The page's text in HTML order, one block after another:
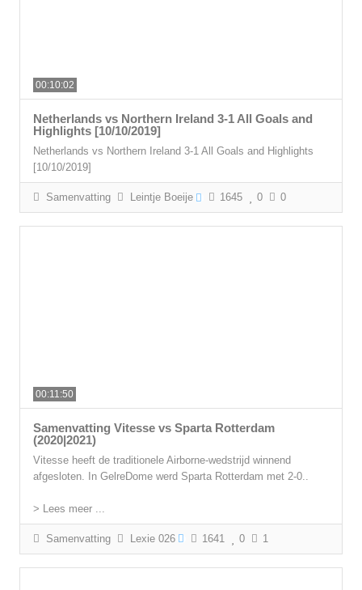
00:10:02
Netherlands vs Northern Ireland 3-1 All Goals and
Highlights [10/10/2019]
Netherlands vs Northern Ireland 3-1 All Goals and Highlights
[10/10/2019]
Samenvatting Leintje Boeije 1645 0 0
00:11:50
Samenvatting Vitesse vs Sparta Rotterdam
(2020|2021)
Vitesse heeft de traditionele Airborne-wedstrijd winnend
afgesloten. In GelreDome werd Sparta Rotterdam met 2-0..
> Lees meer ...
Samenvatting Lexie 026 1641 0 1